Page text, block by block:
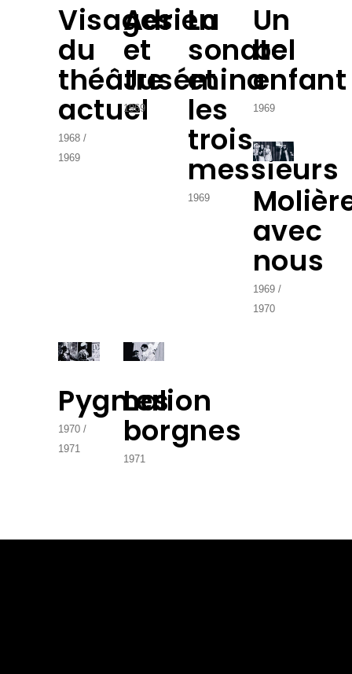
Visages
du
théâtre
actuel
1968
1969
Adrien
et
Jusémina
1969
La
sonate
et
les
trois
messieurs
1969
Un
bel
enfant
1969
avec
nous
1969
1970
Pygmalion
1970
1971
Les
borgnes
1971